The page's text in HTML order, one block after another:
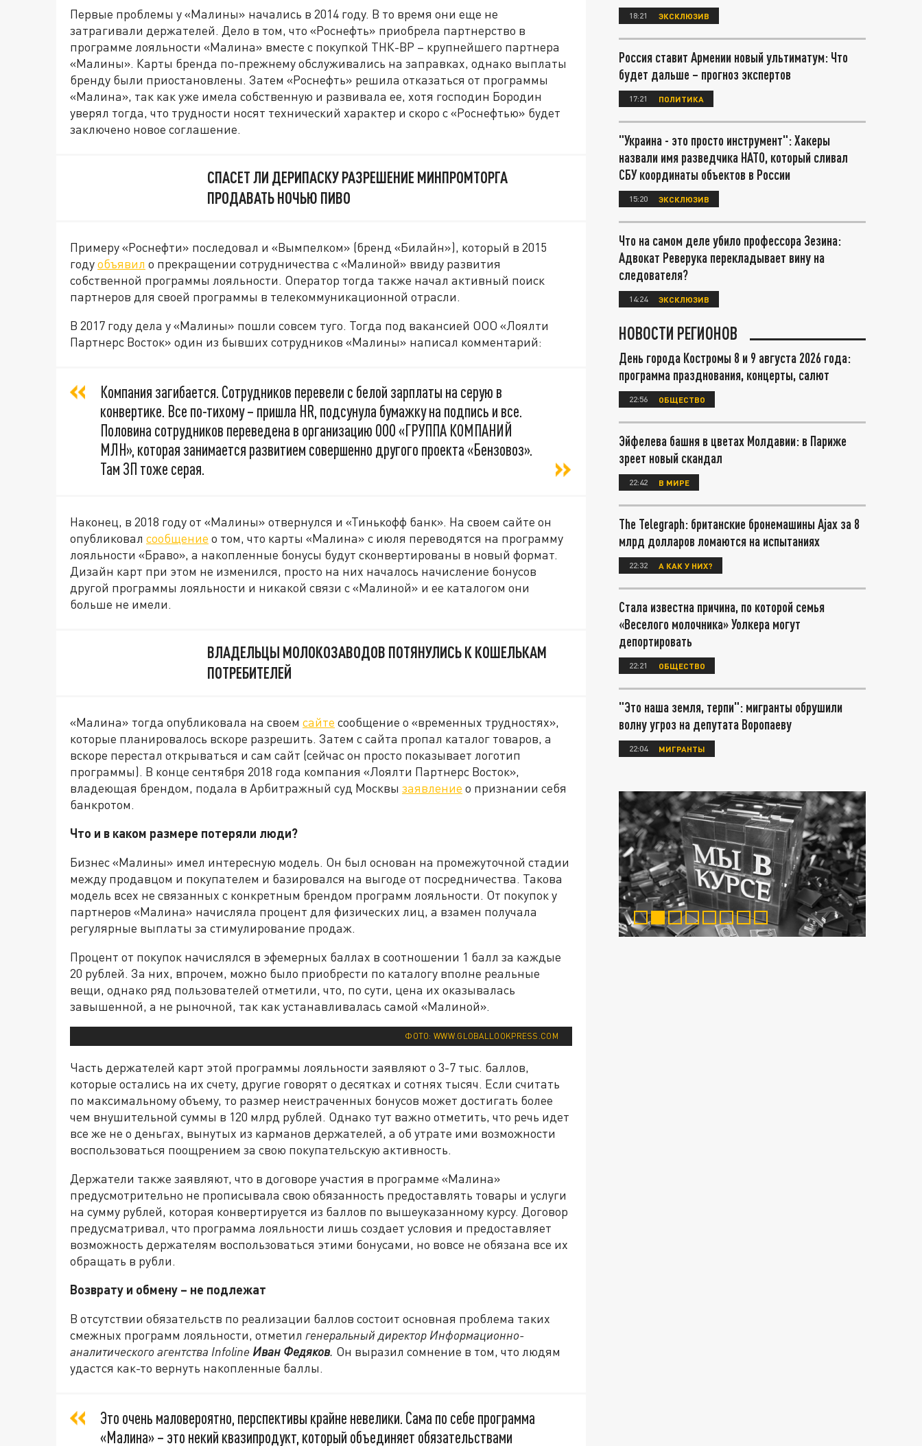
Первые проблемы у «Малины» начались в 2014 году. В то время они еще не
затрагивали держателей. Дело в том, что «Роснефть» приобрела партнерство в
программе лояльности «Малина» вместе с покупкой ТНК-BP – крупнейшего партнера
«Малины». Карты бренда по-прежнему обслуживались на заправках, однако выплаты
бренду были приостановлены. Затем «Роснефть» решила отказаться от программы
«Малина», так как уже имела собственную и развивала ее, хотя господин Бородин
уверял тогда, что трудности носят технический характер и скоро с «Роснефтью» будет
заключено новое соглашение.
СПАСЕТ ЛИ ДЕРИПАСКУ РАЗРЕШЕНИЕ МИНПРОМТОРГА
ПРОДАВАТЬ НОЧЬЮ ПИВО
Примеру «Роснефти» последовал и «Вымпелком» (бренд «Билайн»), который в 2015
годуобъявил о прекращении сотрудничества с «Малиной» ввиду развития
собственной программы лояльности. Оператор тогда также начал активный поиск
партнеров для своей программы в телекоммуникационной отрасли.
В 2017 году дела у «Малины» пошли совсем туго. Тогда под вакансией ООО «Лоялти
Партнерс Восток» один из бывших сотрудников «Малины» написал комментарий:
Компания загибается. Сотрудников перевели с белой зарплаты на серую в
конвертике. Все по-тихому – пришла HR, подсунула бумажку на подпись и все.
Половина сотрудников переведена в организацию ООО «ГРУППА КОМПАНИЙ
МЛН», которая занимается развитием совершенно другого проекта «Бензовоз».
Там ЗП тоже серая.
Наконец, в 2018 году от «Малины» отвернулся и «Тинькофф банк». На своем сайте он
опубликовал сообщение о том, что карты «Малина» с июля переводятся на программу
лояльности «Браво», а накопленные бонусы будут сконвертированы в новый формат.
Дизайн карт при этом не изменился, просто на них началось начисление бонусов
другой программы лояльности и никакой связи с «Малиной» и ее каталогом они
больше не имели.
ВЛАДЕЛЬЦЫ МОЛОКОЗАВОДОВ ПОТЯНУЛИСЬ К КОШЕЛЬКАМ
ПОТРЕБИТЕЛЕЙ
«Малина» тогда опубликовала на своем сайте сообщение о «временных трудностях»,
которые планировалось вскоре разрешить. Затем с сайта пропал каталог товаров, а
вскоре перестал открываться и сам сайт (сейчас он просто показывает логотип
программы). В конце сентября 2018 года компания «Лоялти Партнерс Восток»,
владеющая брендом, подала в Арбитражный суд Москвы заявление о признании себя
банкротом.
Что и в каком размере потеряли люди?
Бизнес «Малины» имел интересную модель. Он был основан на промежуточной стадии
между продавцом и покупателем и базировался на выгоде от посредничества. Такова
модель всех не связанных с конкретным брендом программ лояльности. От покупок у
партнеров «Малина» начисляла процент для физических лиц, а взамен получала
регулярные выплаты за стимулирование продаж.
Процент от покупок начислялся в эфемерных баллах в соотношении 1 балл за каждые
20 рублей. За них, впрочем, можно было приобрести по каталогу вполне реальные
вещи, однако ряд пользователей отметили, что, по сути, цена их оказывалась
завышенной, а не рыночной, так как устанавливалась самой «Малиной».
ФОТО: WWW.GLOBALLOOKPRESS.COM
Часть держателей карт этой программы лояльности заявляют о 3-7 тыс. баллов,
которые остались на их счету, другие говорят о десятках и сотнях тысяч. Если считать
по максимальному объему, то размер неистраченных бонусов может достигать более
чем внушительной суммы в 120 млрд рублей. Однако тут важно отметить, что речь идет
все же не о деньгах, вынутых из карманов держателей, а об утрате ими возможности
воспользоваться поощрением за свою покупательскую активность.
Держатели также заявляют, что в договоре участия в программе «Малина»
предусмотрительно не прописывала свою обязанность предоставлять товары и услуги
на сумму рублей, которая конвертируется из баллов по вышеуказанному курсу. Договор
предусматривал, что программа лояльности лишь создает условия и предоставляет
возможность держателям воспользоваться этими бонусами, но вовсе не обязана все их
обращать в рубли.
Возврату и обмену – не подлежат
В отсутствии обязательств по реализации баллов состоит основная проблема таких
смежных программ лояльности, отметил генеральный директор Информационно-
аналитического агентства Infoline Иван Федяков. Он выразил сомнение в том, что людям
удастся как-то вернуть накопленные баллы.
Это очень маловероятно, перспективы крайне невелики. Сама по себе программа
«Малина» – это некий квазипродукт, который объединяет обязательствами
18:21 ЭКСКЛЮЗИВ
Россия ставит Армении новый ультиматум: Что
будет дальше – прогноз экспертов
17:21 ПОЛИТИКА
"Украина - это просто инструмент": Хакеры
назвали имя разведчика НАТО, который сливал
СБУ координаты объектов в России
15:20 ЭКСКЛЮЗИВ
Что на самом деле убило профессора Зезина:
Адвокат Реверука перекладывает вину на
следователя?
14:24 ЭКСКЛЮЗИВ
НОВОСТИ РЕГИОНОВ
День города Костромы 8 и 9 августа 2026 года:
программа празднования, концерты, салют
22:56 ОБЩЕСТВО
Эйфелева башня в цветах Молдавии: в Париже
зреет новый скандал
22:42 В МИРЕ
The Telegraph: британские бронемашины Ajax за 8
млрд долларов ломаются на испытаниях
22:32 А КАК У НИХ?
Стала известна причина, по которой семья
«Веселого молочника» Уолкера могут
депортировать
22:21 ОБЩЕСТВО
"Это наша земля, терпи": мигранты обрушили
волну угроз на депутата Воропаеву
22:04 МИГРАНТЫ